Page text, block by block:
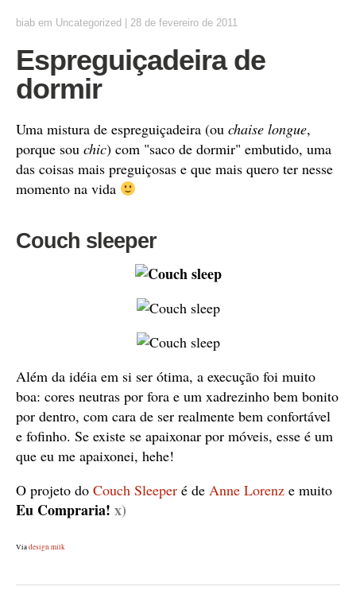
biab em Uncategorized 28 de fevereiro de 2011
Espreguiçadeira de
dormir
Uma mistura de espreguiçadeira (ou chaise longue,
porque sou chic) com "saco de dormir" embutido, uma
das coisas mais preguiçosas e que mais quero ter nesse
momento na vida
Couch sleeper
Além da idéia em si ser ótima, a execução foi muito
boa: cores neutras por fora e um xadrezinho bem bonito
por dentro, com cara de ser realmente bem confortável
e fofinho. Se existe se apaixonar por móveis, esse é um
que eu me apaixonei, hehe!
O projeto do Couch Sleeper é de Anne Lorenz e muito
Eu Compraria! x)
Viadesign milk